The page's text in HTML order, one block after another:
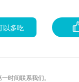
以多吃
时间联系我们。